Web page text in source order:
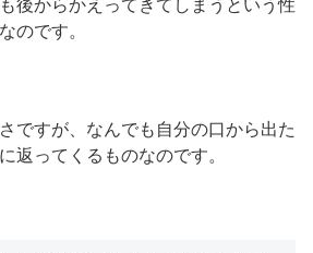
後からかえってきてしまうという性
のです。
ですが、なんでも自分の口から出た
返ってくるものなのです。